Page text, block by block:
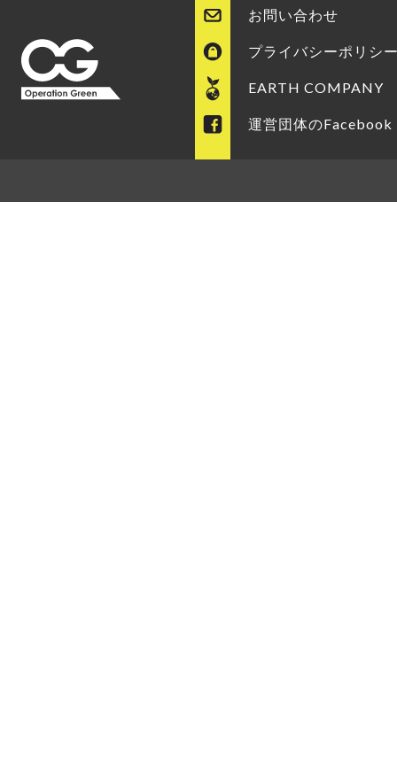
お問い合わせ
プライバシーポリシ
EARTH COMPANY
運営団体のFacebook